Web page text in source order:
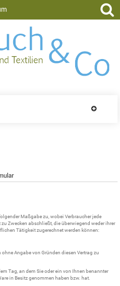
Maßgabe zu, wobei Verbraucher jede
Zwecken abschließt, die überwiegend weder ihrer
Tätigkeit zugerechnet werden können:
Angabe von Gründen diesen Vertrag zu
Tag, an dem Sie oder ein von Ihnen benannter
in Besitz genommen haben bzw. hat.